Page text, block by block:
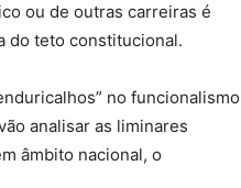
ou de outras carreiras é
do teto constitucional.
no funcionalismo
analisar as liminares
âmbito nacional, o